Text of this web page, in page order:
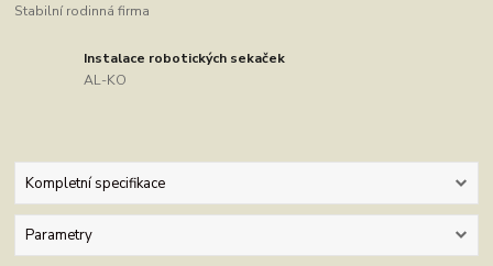
Stabilní rodinná firma
Instalace robotických sekaček
AL-KO
Kompletní specifikace
Parametry